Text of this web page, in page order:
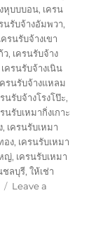
หุบบบอน, เครน
นรับจ้างอัมพวา,
ครนรับจ้างเขา
ว, เครนรับจ้าง
เครนรับจ้างเนิน
ครนรับจ้างแหลม
นรับจ้างโรงโป๊ะ,
นรับเหมากิ่งเกาะ
, เครนรับเหมา
อง, เครนรับเหมา
ญ่, เครนรับเหมา
ชลบุรี,ให้เช่า
Leave a